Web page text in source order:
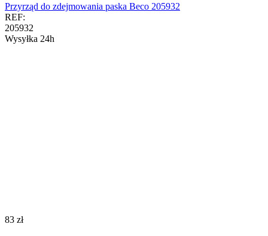
Przyrząd do zdejmowania paska Beco 205932
REF:
205932
Wysyłka 24h
‍83‍ zł